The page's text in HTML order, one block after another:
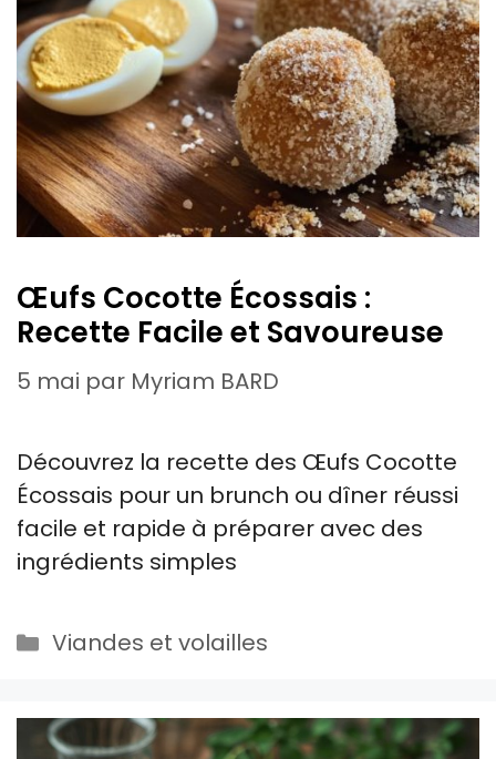
Œufs Cocotte Écossais :
Recette Facile et Savoureuse
5 mai par Myriam BARD
Découvrez la recette des Œufs Cocotte
Écossais pour un brunch ou dîner réussi
facile et rapide à préparer avec des
ingrédients simples
Catégories
Viandes et volailles